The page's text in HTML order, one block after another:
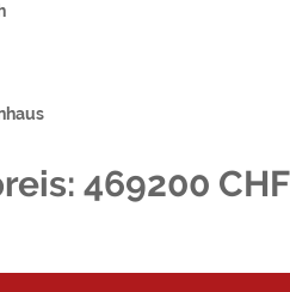
469200 CHF